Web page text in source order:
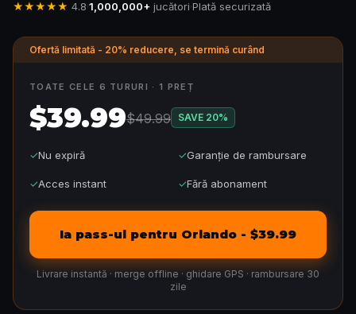
★★★★★ 4.8·1,000,000+ jucători·Plată securizată
Ofertă limitată - 20% reducere, se termină curând
TOATE CELE 6 TURURI · 1 PREȚ
$39.99$49.99 SAVE 20%
✓Nu expiră ✓Garanție de rambursare
✓Acces instant ✓Fără abonament
Ia pass-ul pentru Orlando - $39.99
Livrare instantă · merge offline · ghidare GPS · rambursare 30
zile